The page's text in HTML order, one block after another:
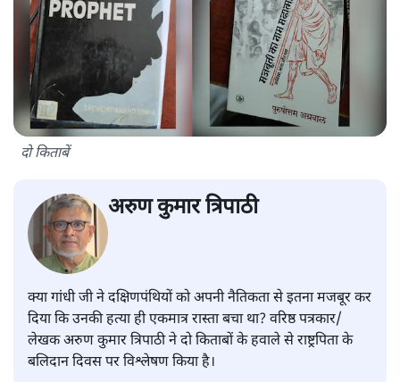
दो किताबें
अरुण कुमार त्रिपाठी
क्या गांधी जी ने दक्षिणपंथियों को अपनी नैतिकता से इतना मजबूर कर
दिया कि उनकी हत्या ही एकमात्र रास्ता बचा था? वरिष्ठ पत्रकार/
लेखक अरुण कुमार त्रिपाठी ने दो किताबों के हवाले से राष्ट्रपिता के
बलिदान दिवस पर विश्लेषण किया है।